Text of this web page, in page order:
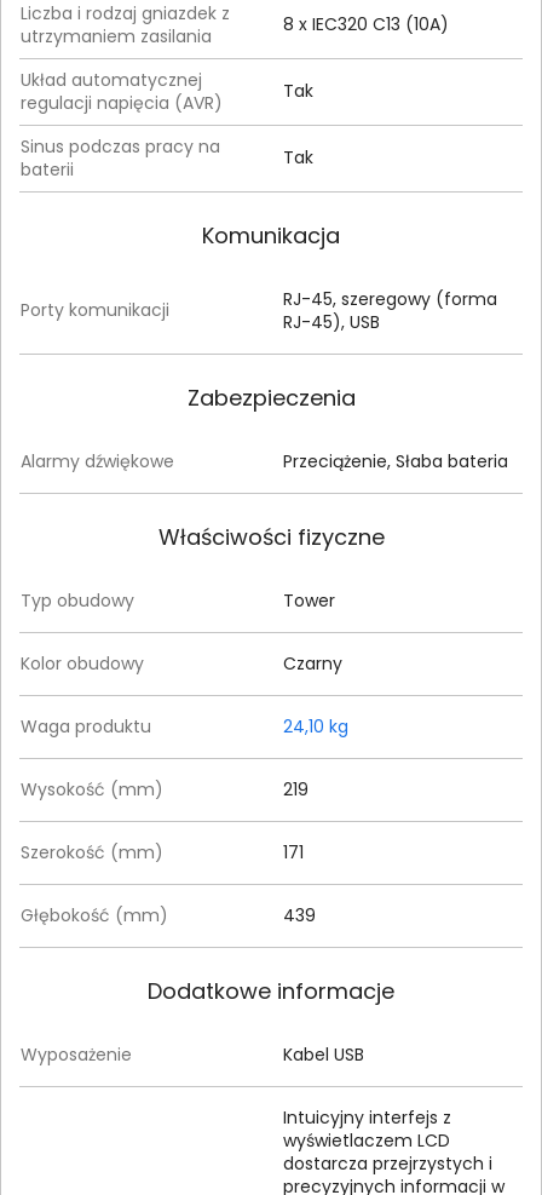
Liczba i rodzaj gniazdek z
utrzymaniem zasilania
8 x IEC320 C13 (10A)
Układ automatycznej
regulacji napięcia (AVR)
Tak
Sinus podczas pracy na
baterii
Tak
Komunikacja
Porty komunikacji
RJ-45, szeregowy (forma
RJ-45), USB
Zabezpieczenia
Alarmy dźwiękowe Przeciążenie, Słaba bateria
Właściwości fizyczne
Typ obudowy Tower
Kolor obudowy Czarny
Waga produktu 24,10 kg
Wysokość (mm) 219
Szerokość (mm) 171
Głębokość (mm) 439
Dodatkowe informacje
Wyposażenie Kabel USB
Intuicyjny interfejs z
wyświetlaczem LCD
dostarcza przejrzystych i
precyzyjnych informacji w